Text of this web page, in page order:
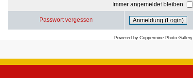
Immer angemeldet bleiben
Passwort vergessen
Powered by Coppermine Photo Gallery